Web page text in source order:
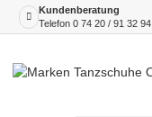
Kundenberatung
Telefon 0 74 20 / 91 32 94